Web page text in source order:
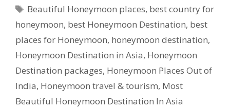
Tags
Beautiful Honeymoon places, best country for
honeymoon, best Honeymoon Destination, best
places for Honeymoon, honeymoon destination,
Honeymoon Destination in Asia, Honeymoon
Destination packages, Honeymoon Places Out of
India, Honeymoon travel & tourism, Most
Beautiful Honeymoon Destination In Asia